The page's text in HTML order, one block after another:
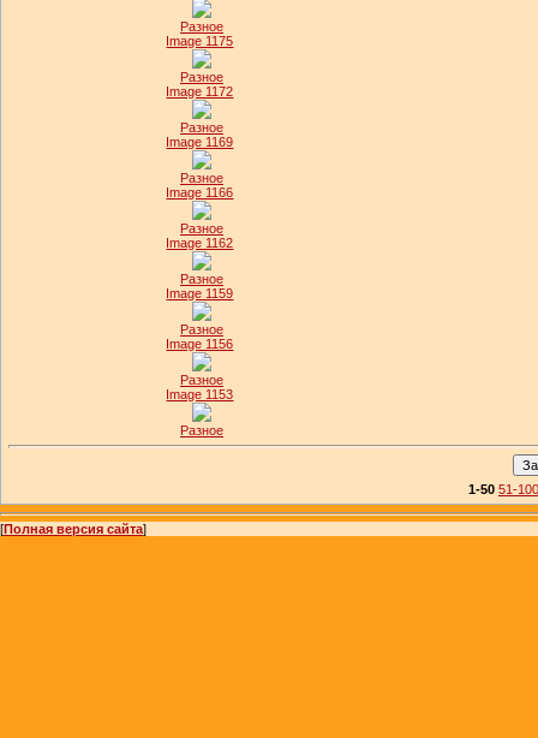
Разное
Image 1175
Разное
Image 1172
Разное
Image 1169
Разное
Image 1166
Разное
Image 1162
Разное
Image 1159
Разное
Image 1156
Разное
Image 1153
Разное
1-50 51-100
[Полная версия сайта]